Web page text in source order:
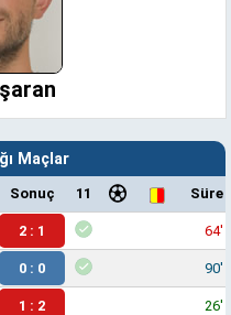
Maçlar
Sonuç 11 Süre
2 : 1 64'
0 : 0 90'
1 : 2 26'